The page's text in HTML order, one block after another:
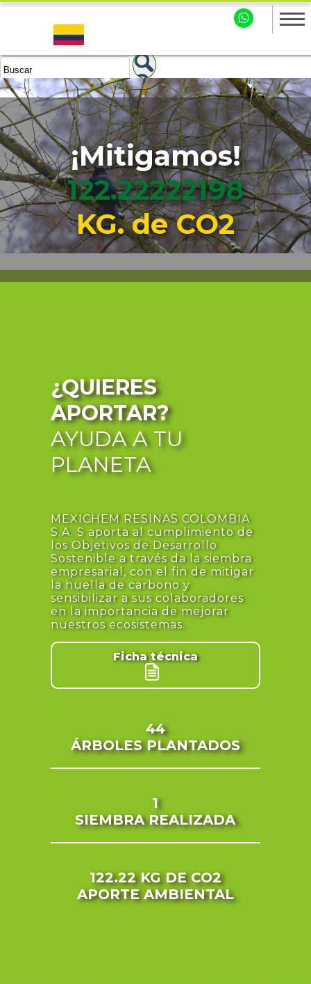
¡Mitigamos!
122.22222199
KG. de CO2
¿QUIERES
APORTAR?
AYUDA A TU
PLANETA
MEXICHEM RESINAS COLOMBIA
S.A. S aporta al cumplimiento de
los Objetivos de Desarrollo
Sostenible a través da la siembra
empresarial, con el fin de mitigar
la huella de carbono y
sensibilizar a sus colaboradores
en la importancia de mejorar
nuestros ecosistemas.
Ficha técnica
44
ÁRBOLES PLANTADOS
1
SIEMBRA REALIZADA
122.22 KGDE CO2
APORTE AMBIENTAL